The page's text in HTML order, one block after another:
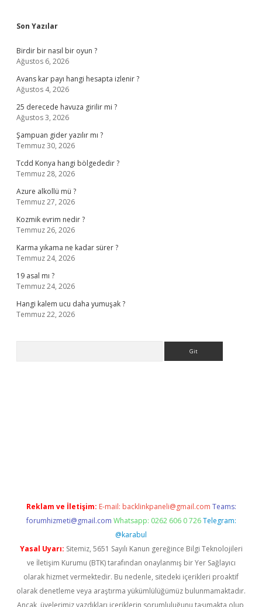
Son Yazılar
Birdir bir nasıl bir oyun ?
Ağustos 6, 2026
Avans kar payı hangi hesapta izlenir ?
Ağustos 4, 2026
25 derecede havuza girilir mi ?
Ağustos 3, 2026
Şampuan gider yazılır mı ?
Temmuz 30, 2026
Tcdd Konya hangi bölgededir ?
Temmuz 28, 2026
Azure alkollü mü ?
Temmuz 27, 2026
Kozmik evrim nedir ?
Temmuz 26, 2026
Karma yıkama ne kadar sürer ?
Temmuz 24, 2026
19 asal mı ?
Temmuz 24, 2026
Hangi kalem ucu daha yumuşak ?
Temmuz 22, 2026
Reklam ve İletişim: E-mail: backlinkpaneli@gmail.com Teams:
forumhizmeti@gmail.com Whatsapp: 0262 606 0 726 Telegram:
@karabul
Yasal Uyarı: Sitemiz, 5651 Sayılı Kanun gereğince Bilgi Teknolojileri
ve İletişim Kurumu (BTK) tarafından onaylanmış bir Yer Sağlayıcı
olarak hizmet vermektedir. Bu nedenle, sitedeki içerikleri proaktif
olarak denetleme veya araştırma yükümlülüğümüz bulunmamaktadır.
Ancak, üyelerimiz yazdıkları içeriklerin sorumluluğunu taşımakta olup,